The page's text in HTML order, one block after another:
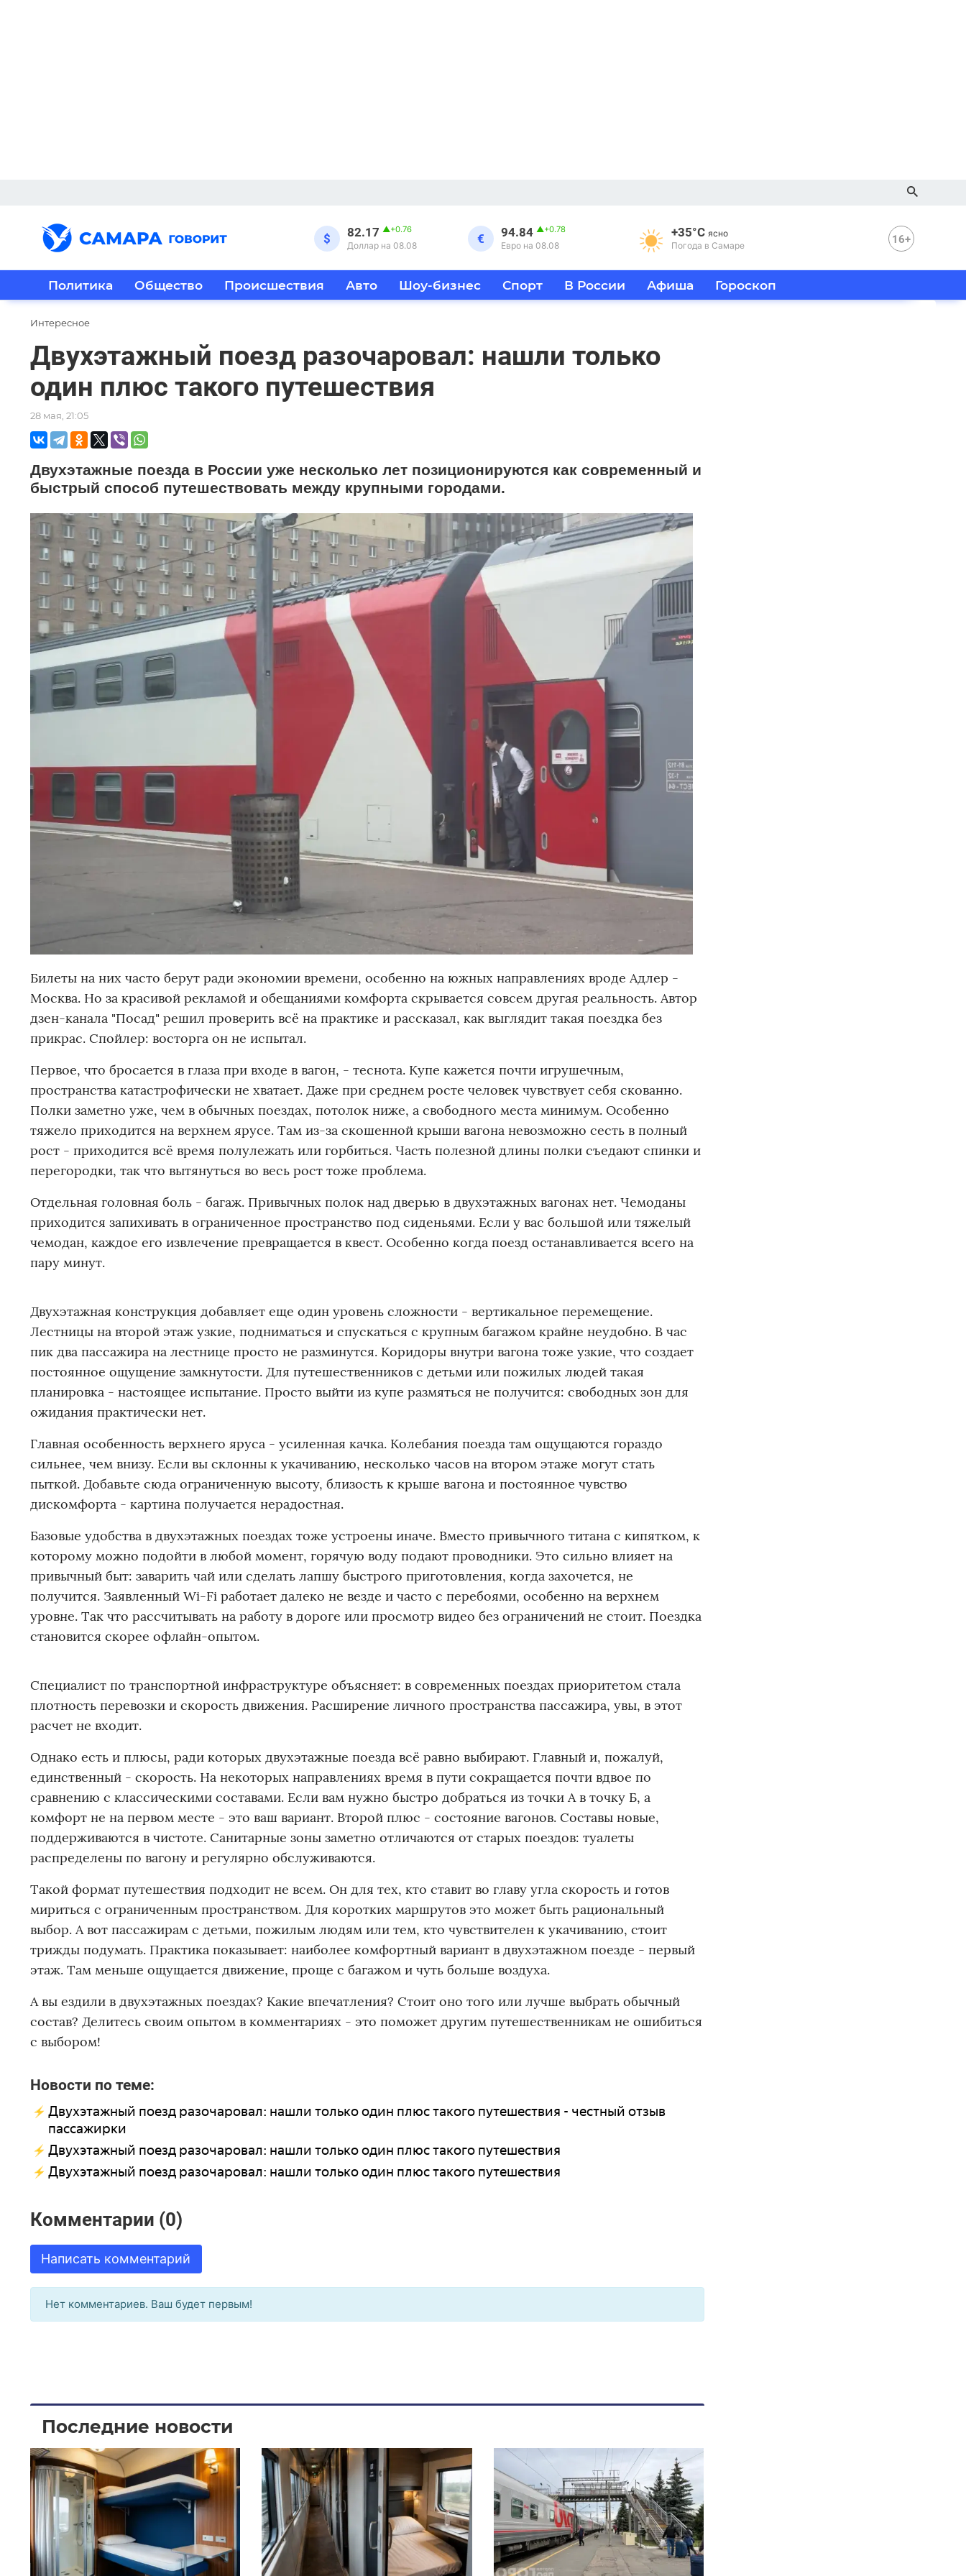
$ 82.17 ▲+0.76
Доллар на 08.08 € 94.84 ▲+0.78
Евро на 08.08
+35°C ясно
Погода в Самаре
16+
Политика Общество Происшествия Авто Шоу-бизнес Спорт В России Афиша Гороскоп
Интересное
Двухэтажный поезд разочаровал: нашли только
один плюс такого путешествия
28 мая, 21:05
Двухэтажные поезда в России уже несколько лет позиционируются как современный и
быстрый способ путешествовать между крупными городами.
Билеты на них часто берут ради экономии времени, особенно на южных направлениях вроде Адлер -
Москва. Но за красивой рекламой и обещаниями комфорта скрывается совсем другая реальность. Автор
дзен-канала "Посад" решил проверить всё на практике и рассказал, как выглядит такая поездка без
прикрас. Спойлер: восторга он не испытал.
Первое, что бросается в глаза при входе в вагон, - теснота. Купе кажется почти игрушечным,
пространства катастрофически не хватает. Даже при среднем росте человек чувствует себя скованно.
Полки заметно уже, чем в обычных поездах, потолок ниже, а свободного места минимум. Особенно
тяжело приходится на верхнем ярусе. Там из-за скошенной крыши вагона невозможно сесть в полный
рост - приходится всё время полулежать или горбиться. Часть полезной длины полки съедают спинки и
перегородки, так что вытянуться во весь рост тоже проблема.
Отдельная головная боль - багаж. Привычных полок над дверью в двухэтажных вагонах нет. Чемоданы
приходится запихивать в ограниченное пространство под сиденьями. Если у вас большой или тяжелый
чемодан, каждое его извлечение превращается в квест. Особенно когда поезд останавливается всего на
пару минут.
Двухэтажная конструкция добавляет еще один уровень сложности - вертикальное перемещение.
Лестницы на второй этаж узкие, подниматься и спускаться с крупным багажом крайне неудобно. В час
пик два пассажира на лестнице просто не разминутся. Коридоры внутри вагона тоже узкие, что создает
постоянное ощущение замкнутости. Для путешественников с детьми или пожилых людей такая
планировка - настоящее испытание. Просто выйти из купе размяться не получится: свободных зон для
ожидания практически нет.
Главная особенность верхнего яруса - усиленная качка. Колебания поезда там ощущаются гораздо
сильнее, чем внизу. Если вы склонны к укачиванию, несколько часов на втором этаже могут стать
пыткой. Добавьте сюда ограниченную высоту, близость к крыше вагона и постоянное чувство
дискомфорта - картина получается нерадостная.
Базовые удобства в двухэтажных поездах тоже устроены иначе. Вместо привычного титана с кипятком, к
которому можно подойти в любой момент, горячую воду подают проводники. Это сильно влияет на
привычный быт: заварить чай или сделать лапшу быстрого приготовления, когда захочется, не
получится. Заявленный Wi-Fi работает далеко не везде и часто с перебоями, особенно на верхнем
уровне. Так что рассчитывать на работу в дороге или просмотр видео без ограничений не стоит. Поездка
становится скорее офлайн-опытом.
Специалист по транспортной инфраструктуре объясняет: в современных поездах приоритетом стала
плотность перевозки и скорость движения. Расширение личного пространства пассажира, увы, в этот
расчет не входит.
Однако есть и плюсы, ради которых двухэтажные поезда всё равно выбирают. Главный и, пожалуй,
единственный - скорость. На некоторых направлениях время в пути сокращается почти вдвое по
сравнению с классическими составами. Если вам нужно быстро добраться из точки А в точку Б, а
комфорт не на первом месте - это ваш вариант. Второй плюс - состояние вагонов. Составы новые,
поддерживаются в чистоте. Санитарные зоны заметно отличаются от старых поездов: туалеты
распределены по вагону и регулярно обслуживаются.
Такой формат путешествия подходит не всем. Он для тех, кто ставит во главу угла скорость и готов
мириться с ограниченным пространством. Для коротких маршрутов это может быть рациональный
выбор. А вот пассажирам с детьми, пожилым людям или тем, кто чувствителен к укачиванию, стоит
трижды подумать. Практика показывает: наиболее комфортный вариант в двухэтажном поезде - первый
этаж. Там меньше ощущается движение, проще с багажом и чуть больше воздуха.
А вы ездили в двухэтажных поездах? Какие впечатления? Стоит оно того или лучше выбрать обычный
состав? Делитесь своим опытом в комментариях - это поможет другим путешественникам не ошибиться
с выбором!
Новости по теме:
Двухэтажный поезд разочаровал: нашли только один плюс такого путешествия - честный отзыв
пассажирки
Двухэтажный поезд разочаровал: нашли только один плюс такого путешествия
Двухэтажный поезд разочаровал: нашли только один плюс такого путешествия
Комментарии (0)
Написать комментарий
Нет комментариев. Ваш будет первым!
Последние новости